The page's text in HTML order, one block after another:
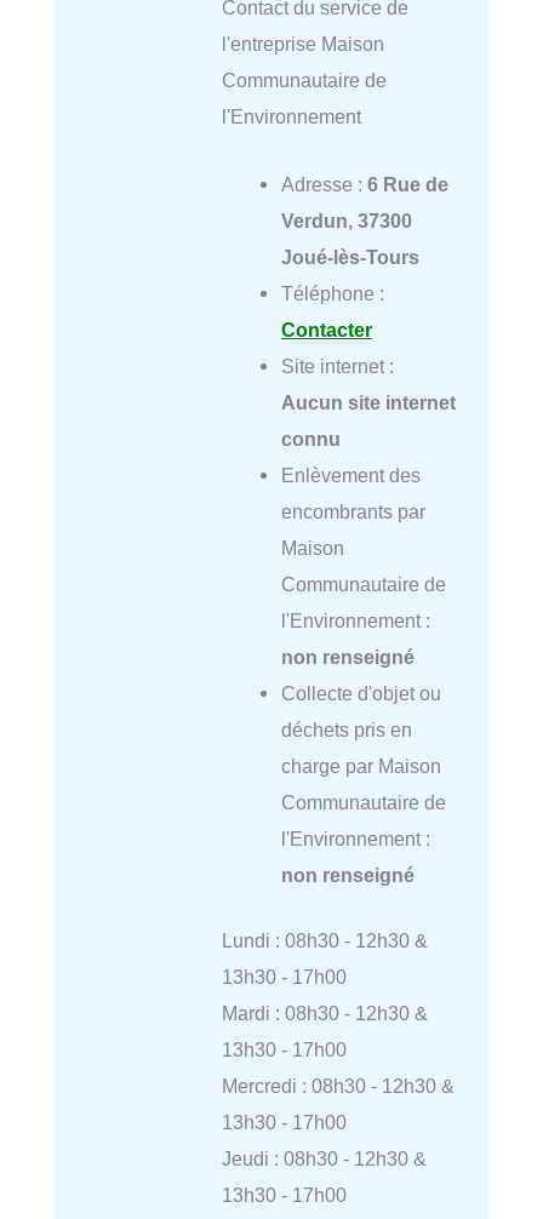
Contact du service de
l'entreprise Maison
Communautaire de
l'Environnement
Adresse : 6 Rue de
Verdun, 37300
Joué-lès-Tours
Téléphone :
Contacter
Site internet :
Aucun site internet
connu
Enlèvement des
encombrants par
Maison
Communautaire de
l'Environnement :
non renseigné
Collecte d'objet ou
déchets pris en
charge par Maison
Communautaire de
l'Environnement :
non renseigné
Lundi : 08h30 - 12h30 &
13h30 - 17h00
Mardi : 08h30 - 12h30 &
13h30 - 17h00
Mercredi : 08h30 - 12h30 &
13h30 - 17h00
Jeudi : 08h30 - 12h30 &
13h30 - 17h00